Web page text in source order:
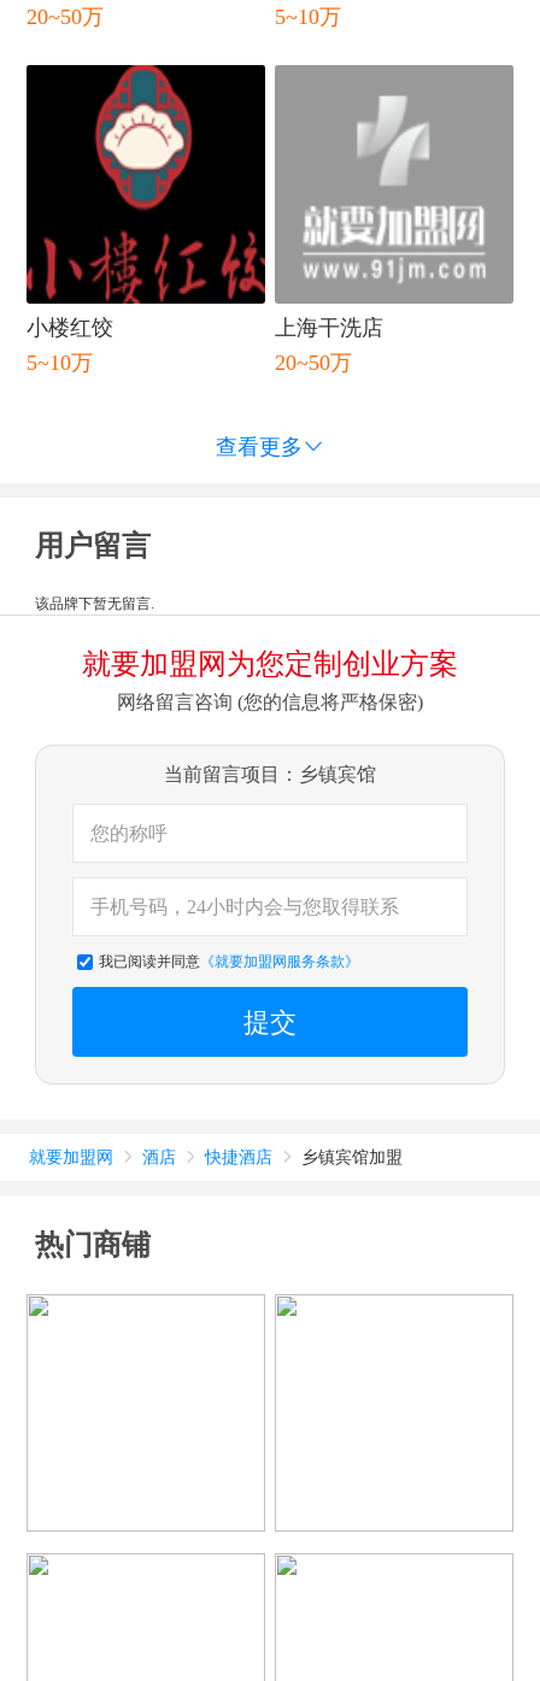
20~50万
5~10万
小楼红饺
5~10万
上海干洗店
20~50万
查看更多 
用户留言
该品牌下暂无留言.
就要加盟网为您定制创业方案
网络留言咨询 (您的信息将严格保密)
当前留言项目：乡镇宾馆
我已阅读并同意《就要加盟网服务条款》
提交
就要加盟网  酒店  快捷酒店  乡镇宾馆加盟
热门商铺